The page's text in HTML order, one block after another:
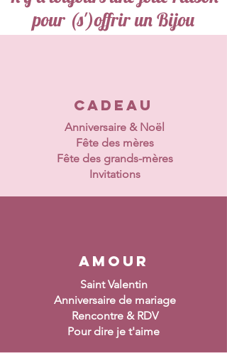
pour (s')offrir un Bijou
cadeau
Anniversaire & Noël
Fête des mères
Fête des grands-mères
Invitations
AMOUR
Saint Valentin
Anniversaire de mariage
Rencontre & RDV
Pour dire je t'aime